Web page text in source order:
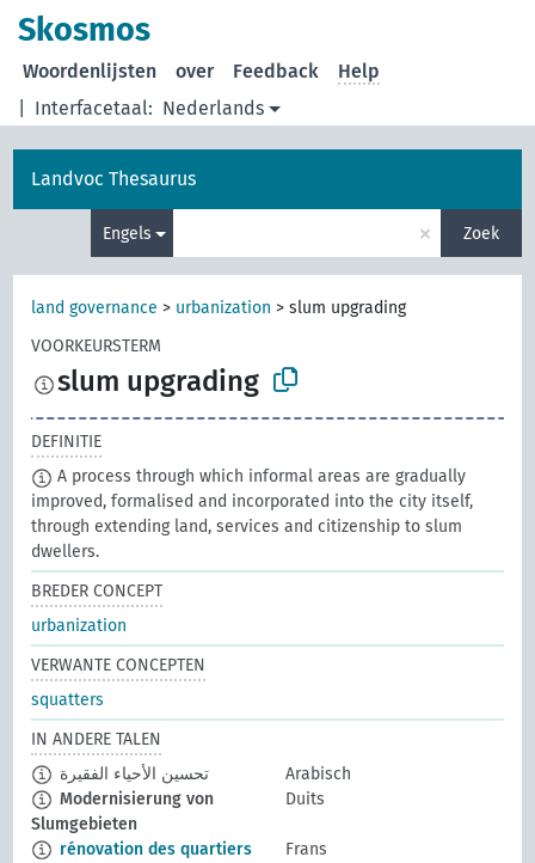
Skosmos
Interfacetaal: Nederlands
Woordenlijsten over Feedback Help
Landvoc Thesaurus
Engels × Zoek
land governance > urbanization >slum upgrading
VOORKEURSTERM
slum upgrading
DEFINITIE
A process through which informal areas are gradually
improved, formalised and incorporated into the city itself,
through extending land, services and citizenship to slum
dwellers.
BREDER CONCEPT
urbanization
VERWANTE CONCEPTEN
squatters
IN ANDERE TALEN
تحسين الأحياء الفقيرة
Arabisch
Modernisierung von
Slumgebieten
Duits
rénovation des quartiers
Frans